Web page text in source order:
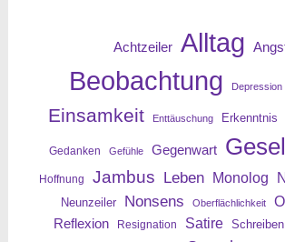
Achtzeiler Alltag
Beobachtung Depression
Einsamkeit Enttäuschung Erkenntnis
Gedanken Gefühle Gegenwart
Hoffnung Jambus Leben Monolog
Neunzeiler Nonsens Oberflächlichkeit
Reflexion
Resignation Satire Schreiben